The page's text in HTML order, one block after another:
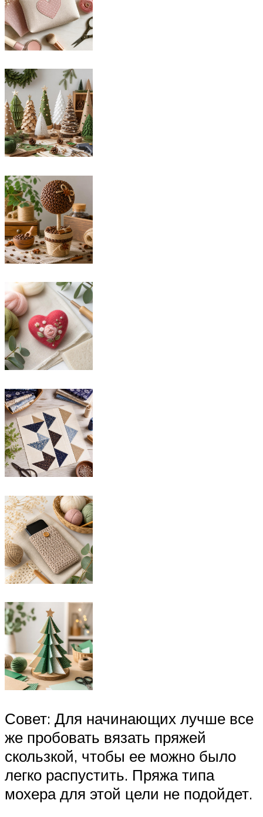
Совет: Для начинающих лучше все
же пробовать вязать пряжей
скользкой, чтобы ее можно было
легко распустить. Пряжа типа
мохера для этой цели не подойдет.